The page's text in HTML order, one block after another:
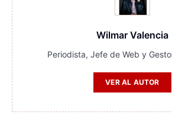
Wilmar Valencia
Periodista, Jefe de Web y
VER AL AUTOR